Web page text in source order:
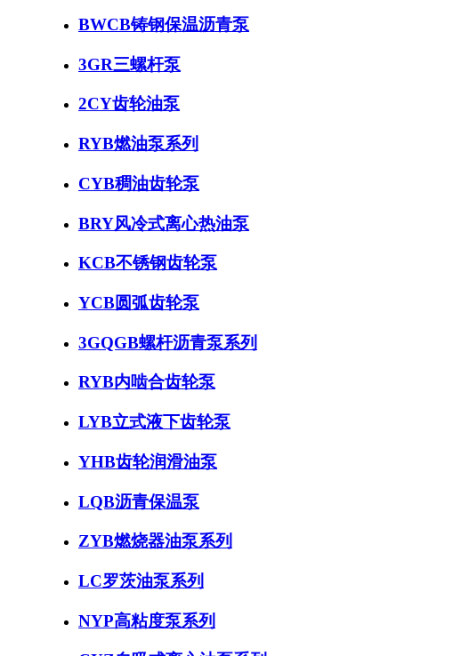
BWCB铸钢保温沥青泵
3GR三螺杆泵
2CY齿轮油泵
RYB燃油泵系列
CYB稠油齿轮泵
BRY风冷式离心热油泵
KCB不锈钢齿轮泵
YCB圆弧齿轮泵
3GQGB螺杆沥青泵系列
RYB内啮合齿轮泵
LYB立式液下齿轮泵
YHB齿轮润滑油泵
LQB沥青保温泵
ZYB燃烧器油泵系列
LC罗茨油泵系列
NYP高粘度泵系列